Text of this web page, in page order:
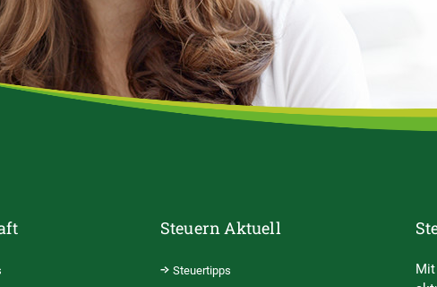
Steuern Aktuell
Steuertipps